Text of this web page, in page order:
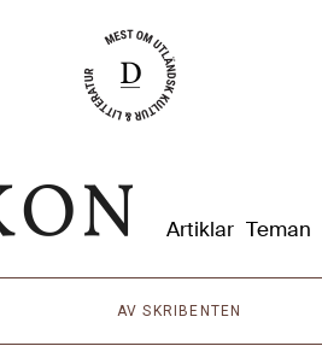
Artiklar Teman
AV SKRIBENTEN